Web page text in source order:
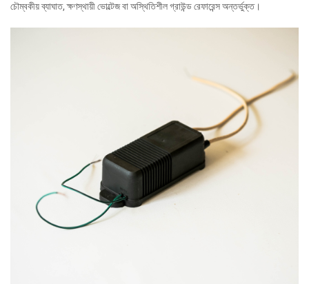
চৌম্বকীয় ব্যাঘাত, ক্ষণস্থায়ী ভোল্টেজ বা অস্থিতিশীল গ্রাউন্ড রেফারেন্স অন্তর্ভুক্ত।